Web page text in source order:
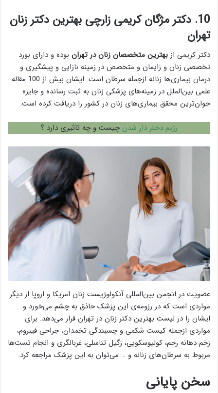
10. دکتر مژگان کریمی زارچی بهترين دكتر زنان
تهران
دکتر کریمی از بهترین متخصصان زنان در تهران بوده و دارای بورد
تخصصی زنان و زایمان و متخصص در زمینه نازایی و پیشگیری و
درمان بیماری‌ها زنانه ازجمله سرطان است. ایشان بیش از 100 مقاله
علمی بین‌الملل در زمینه‌های پزشکی زنان به ثبت رسانده و جایزه
جوان‌ترین محقق بیماری‌های زنان در کشور را دریافت کرده است.
رژیم دختر دار شدن چیست و چه تاثیری دارد ؟
عضویت در انجمن بین‌المللی آنکولوژیست زنان امریکا و اروپا از دیگر
مواردی است که در رزومه‌ی این پزشک حاذق به چشم می‌خورد و
ایشان را در لیست بهترین دکتر زنان در تهران قرار می‌دهد. برای
مواردی ازجمله کیست شکمی و چسبندگی تخمدان، جراحی فیبروم،
زخم دهانه رحم، کولپوسکوپی، زگیل تناسلی، غربالگری و انجام تست‌ها
مربوط به سرطان‌های زنانه و … می‌توان به این پزشک مراجعه کرد.
سخن پایانی